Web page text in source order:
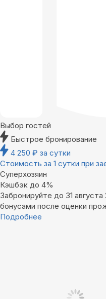
Выбор гостей
Быстрое бронирование
4 250 ₽ за сутки
Стоимость за 1 сутки при
Суперхозяин
Кэшбэк до 4%
Забронируйте до 31
бонусами после оценки
Подробнее